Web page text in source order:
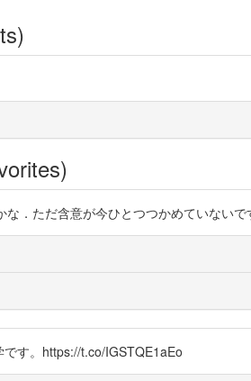
．ただ含意が今ひとつつかめていない
す。https://t.co/IGSTQE1aEo